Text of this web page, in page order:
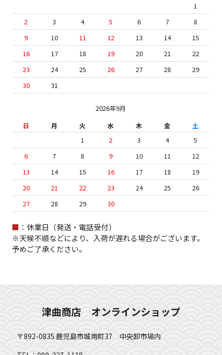
1
2
3 4 5 6 7
8
9
10 11 12 13 14
15
16
17 18 19 20 21
22
23
24 25 26 27 28
29
30
31
2026年9月
日
月 火 水 木 金
土
1
2 3 4
5
6
7 8 9 10 11
12
13
14 15 16 17 18
19
20
21 22 23 24 25
26
27
28 29 30
■ ：休業日（発送・電話受付）
※天候不順などにより、入荷が遅れる場合がございます。
予めご了承ください。
津曲商店 オンラインショップ
〒892-0835 鹿児島市城南町37 中央卸市場内